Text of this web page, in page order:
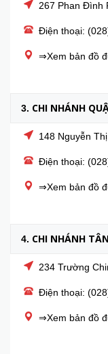
267 Phan Đình
Điện thoại:
⇒Xem bản đồ
3. CHI NHÁNH
148 Nguyễn
Điện thoại:
⇒Xem bản đồ
4. CHI NHÁNH
234 Trường
Điện thoại:
⇒Xem bản đồ